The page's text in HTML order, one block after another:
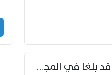
إنّ أباها وأبا أباها … قد بلغا في المجد غايتاها